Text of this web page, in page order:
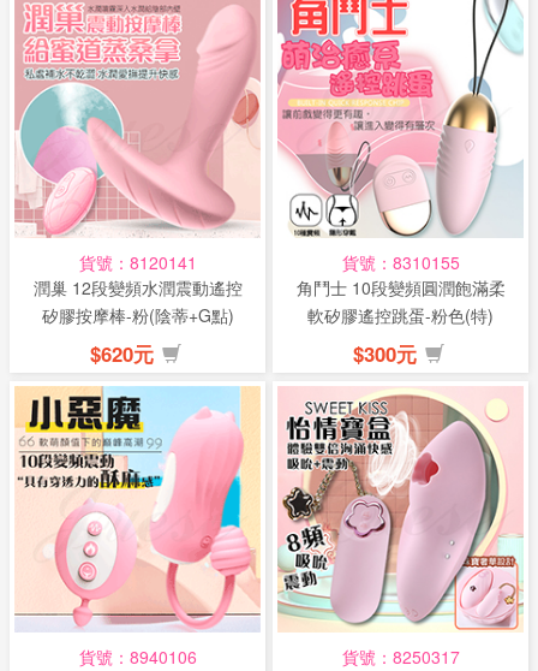
貨號：8120141
潤巢 12段變頻水潤震動遙控
矽膠按摩棒-粉(陰蒂+G點)
(特...
$620元
貨號：8310155
角鬥士 10段變頻圓潤飽滿柔
軟矽膠遙控跳蛋-粉色(特)
$300元
貨號：8940106
貨號：8250317